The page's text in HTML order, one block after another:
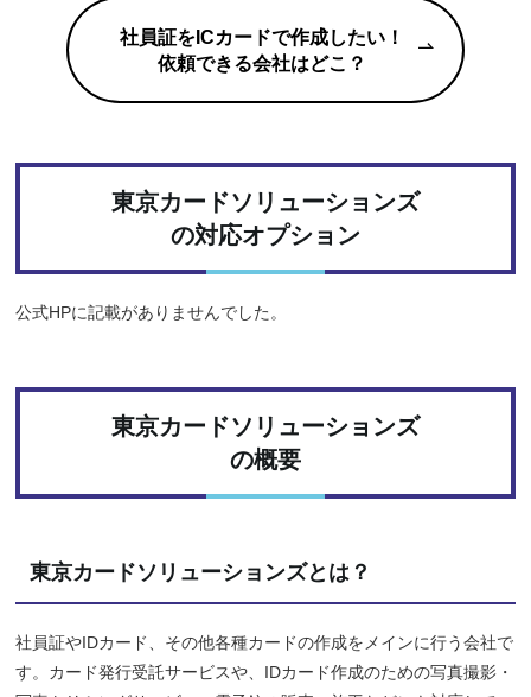
社員証をICカードで作成したい！
依頼できる会社はどこ？
東京カードソリューションズ
の対応オプション
公式HPに記載がありませんでした。
東京カードソリューションズ
の概要
東京カードソリューションズとは？
社員証やIDカード、その他各種カードの作成をメインに行う会社で
す。カード発行受託サービスや、IDカード作成のための写真撮影・